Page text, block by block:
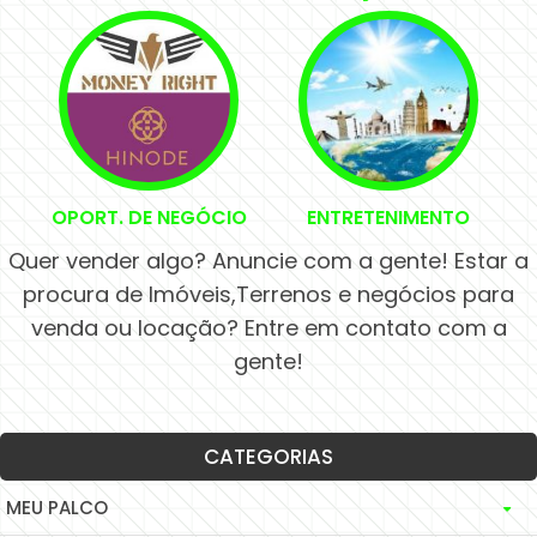
BANDAS
DJS
MERCADO DE APOSTAS
INSTITUIÇÕES PUBLICAS
OPORT. DE NEGÓCIO ENTRETENIMENTO
Quer vender algo? Anuncie com a gente! Estar a
procura de Imóveis,Terrenos e negócios para
venda ou locação? Entre em contato com a
gente!
CATEGORIAS
MEU PALCO